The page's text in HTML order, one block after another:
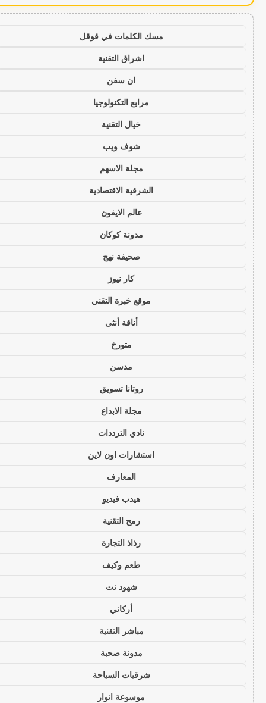
مسك الكلمات في قوقل
اشراق التقنية
ان سفن
مرابع التكنولوجيا
خيال التقنية
شوف ويب
مجلة الاسهم
الشرقية الاقتصادية
عالم الايفون
مدونة كوكان
صحيفة نهج
كار نيوز
موقع خبرة التقني
أناقة أنثى
متورخ
مدسن
روتانا تسويق
مجلة الابداع
نادي الترددات
استشارات اون لاين
المعارف
هيدب فيديو
رمح التقنية
رذاذ التجارة
طعم وكيف
شهود نت
أركاني
مباشر التقنية
مدونة صحبة
شرقيات السياحة
موسوعة انوار